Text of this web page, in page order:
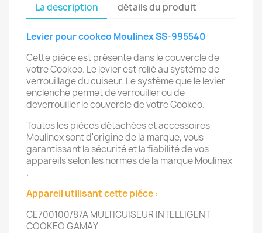
La description détails du produit
Levier pour cookeo Moulinex SS-995540
Cette pièce est présente dans le couvercle de
votre Cookeo. Le levier est relié au système de
verrouillage du cuiseur. Le système que le levier
enclenche permet de verrouiller ou de
deverrouiller le couvercle de votre Cookeo.
Toutes les pièces détachées et accessoires
Moulinex sont d'origine de la marque, vous
garantissant la sécurité et la fiabilité de vos
appareils selon les normes de la marque Moulinex
.
Appareil utilisant cette piéce :
CE700100/87AMULTICUISEUR INTELLIGENT
COOKEO GAMAY